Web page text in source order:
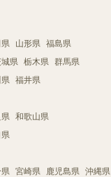
山形県 福島県
県 栃木県 群馬県
福井県
和歌山県
県
県 宮崎県 鹿児島県 沖縄県